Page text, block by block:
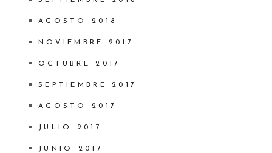
AGOSTO 2018
NOVIEMBRE 2017
OCTUBRE 2017
SEPTIEMBRE 2017
AGOSTO 2017
JULIO 2017
JUNIO 2017